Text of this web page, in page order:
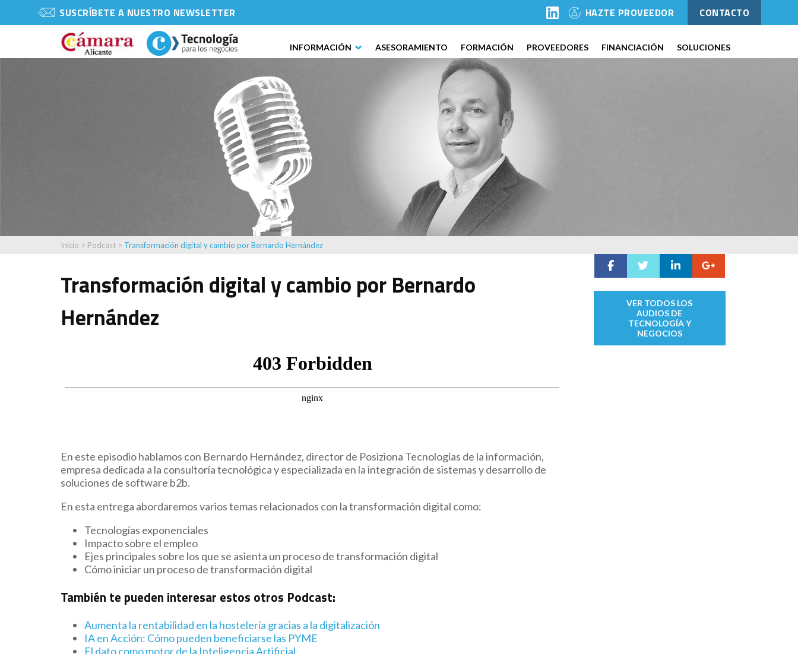
SUSCRÍBETE A NUESTRO NEWSLETTER HAZTE PROVEEDOR CONTACTO
INFORMACIÓN ASESORAMIENTO FORMACIÓN PROVEEDORES FINANCIACIÓN SOLUCIONES
Inicio > Podcast > Transformación digital y cambio por Bernardo Hernández
Transformación digital y cambio por Bernardo
Hernández
En este episodio hablamos con Bernardo Hernández, director de Posiziona Tecnologías de la información,
empresa dedicada a la consultoría tecnológica y especializada en la integración de sistemas y desarrollo de
soluciones de software b2b.
En esta entrega abordaremos varios temas relacionados con la transformación digital como:
Tecnologías exponenciales
Impacto sobre el empleo
Ejes principales sobre los que se asienta un proceso de transformación digital
Cómo iniciar un proceso de transformación digital
También te pueden interesar estos otros Podcast:
Aumenta la rentabilidad en la hostelería gracias a la digitalización
IA en Acción: Cómo pueden beneficiarse las PYME
El dato como motor de la Inteligencia Artificial
VER TODOS LOS
AUDIOS DE
TECNOLOGÍA Y
NEGOCIOS